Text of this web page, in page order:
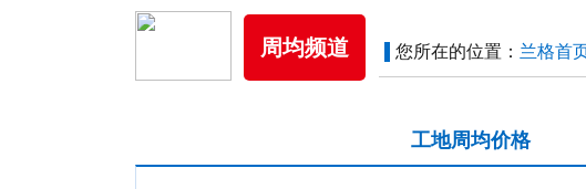
周均频道 您所在的位置： 兰格首
工地周均价格